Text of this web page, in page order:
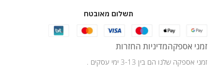
תשלום מאובטח
זמני אספקהמדיניות החזרות
זמני אספקה שלנו הם בין 3-13 ימי עסקים .